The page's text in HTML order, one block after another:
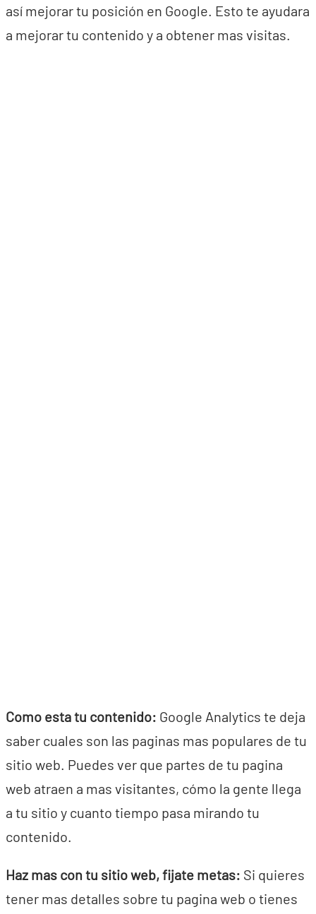
así mejorar tu posición en Google. Esto te ayudara
a mejorar tu contenido y a obtener mas visitas.
Como esta tu contenido: Google Analytics te deja
saber cuales son las paginas mas populares de tu
sitio web. Puedes ver que partes de tu pagina
web atraen a mas visitantes, cómo la gente llega
a tu sitio y cuanto tiempo pasa mirando tu
contenido.
Haz mas con tu sitio web, fijate metas: Si quieres
tener mas detalles sobre tu pagina web o tienes